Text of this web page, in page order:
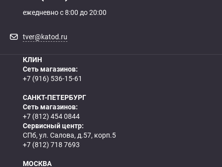
ежедневно с 8:00 до 20:00
tver@katod.ru
КЛИН
Сеть магазинов:
+7 (916) 536-15-61
САНКТ-ПЕТЕРБУРГ
Сеть магазинов:
+7 (812) 454 0844
Сервисный центр:
СПб, ул. Салова, д.57, корп.5
+7 (812) 718 7693
МОСКВА